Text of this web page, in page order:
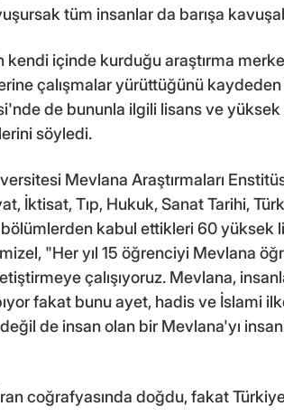
tüm insanlar da barışa
kendi içinde kurduğu araştırma
çalışmalar yürüttüğünü
de bununla ilgili lisans ve
söyledi.
Mevlana Araştırmaları
İktisat, Tıp, Hukuk, Sanat Tarihi,
bölümlerden kabul ettikleri 60 yüksek
"Her yıl 15 öğrenciyi Mevlana
çalışıyoruz. Mevlana,
fakat bunu ayet, hadis ve İslami
de insan olan bir Mevlana'yı
coğrafyasında doğdu, fakat